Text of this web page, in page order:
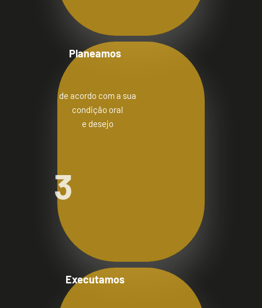
Planeamos
de acordo com a sua
condição oral
e desejo
3
Executamos